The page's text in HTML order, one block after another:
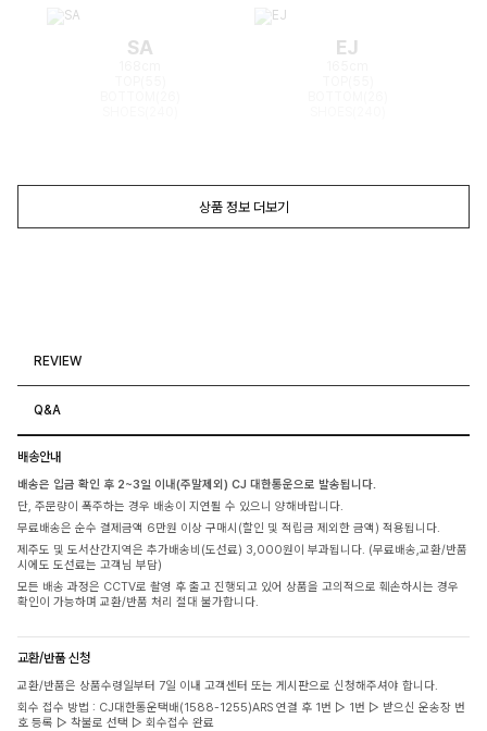
SA EJ
상품 정보 더보기
REVIEW
Q&A
배송안내
배송은 입금 확인 후 2~3일 이내(주말제외) CJ 대한통운으로 발송됩니다.
단, 주문량이 폭주하는 경우 배송이 지연될 수 있으니 양해바랍니다.
무료배송은 순수 결제금액 6만원 이상 구매시(할인 및 적립금 제외한 금액) 적용됩니다.
제주도 및 도서산간지역은 추가배송비(도선료) 3,000원이 부과됩니다. (무료배송,교환/반품
시에도 도선료는 고객님 부담)
모든 배송 과정은 CCTV로 촬영 후 출고 진행되고 있어 상품을 고의적으로 훼손하시는 경우
확인이 가능하며 교환/반품 처리 절대 불가합니다.
교환/반품 신청
교환/반품은 상품수령일부터 7일 이내 고객센터 또는 게시판으로 신청해주셔야 합니다.
회수 접수 방법 : CJ대한통운택배(1588-1255)ARS 연결 후 1번 ▷ 1번 ▷ 받으신 운송장 번
호 등록 ▷ 착불로 선택 ▷ 회수접수 완료